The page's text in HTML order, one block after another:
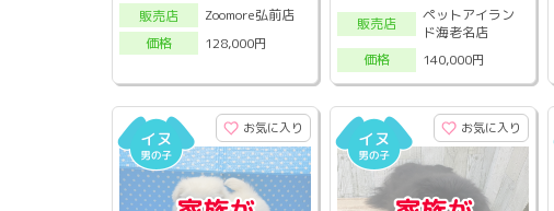
販売店
Zoomore弘前店
価格
128,000円
販売店
ペットアイラン
ド海老名店
価格
140,000円
お気に入り お気に入り